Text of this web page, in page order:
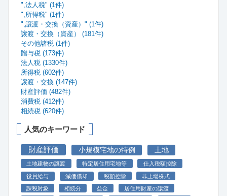
",法人税" (1件)
",所得税" (1件)
",譲渡・交換（資産）" (1件)
譲渡・交換（資産） (181件)
その他諸税 (1件)
贈与税 (173件)
法人税 (1330件)
所得税 (602件)
譲渡・交換 (147件)
財産評価 (482件)
消費税 (412件)
相続税 (620件)
人気のキーワード
財産評価 小規模宅地の特例 土地
土地建物の譲渡 特定居住用宅地等 仕入税額控除
役員給与 減価償却 税額控除
非上場株式
課税対象
相続分 益金
居住用財産の譲渡